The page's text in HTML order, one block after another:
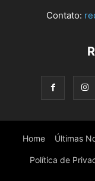
Contato:
Home Últimas
Política de